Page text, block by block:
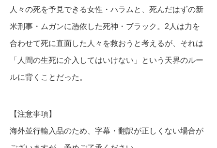
人々の死を予見できる女性・ハラムと、死んだはずの新
米刑事・ムガンに憑依した死神・ブラック。2人は力を
合わせて死に直面した人々を救おうと考えるが、それは
「人間の生死に介入してはいけない」という天界のルー
ルに背くことだった。
【注意事項】
海外並行輸入品のため、字幕・翻訳が正しくない場合が